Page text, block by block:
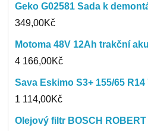
Geko G02581 Sada k
349,00Kč
Motoma 48V 12Ah trakční
4 166,00Kč
Sava Eskimo S3+ 155/65 R14
1 114,00Kč
Olejový filtr BOSCH ROBERT